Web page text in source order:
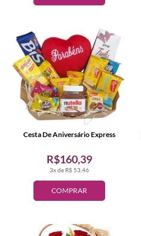
COMPRAR
3x de R$ 53,46
R$160,39
Cesta De Aniversário Express